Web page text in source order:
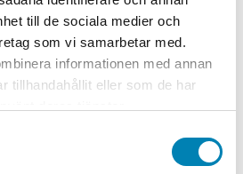
till de sociala medier och
som vi samarbetar med.
informationen med annan
tillhandahållit eller som de har
kr ink. momsex. moms
Välj
produkten har flera varianter. De
väljas på produktsidan
Maskinrum obehöriga